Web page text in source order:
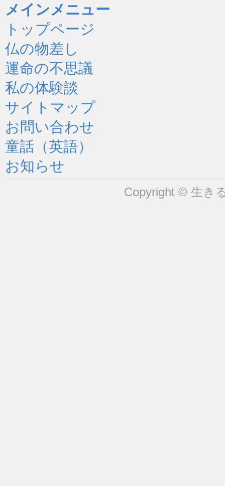
メインメニュー
トップページ
仏の物差し
運命の不思議
私の体験談
サイトマップ
お問い合わせ
童話（英語）
お知らせ
Copyright © 生き